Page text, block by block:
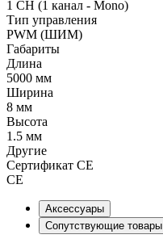
1 CH (1 канал - Mono)
Тип управления
PWM (ШИМ)
Габариты
Длина
5000 мм
Ширина
8 мм
Высота
1.5 мм
Другие
Сертификат CE
CE
Аксессуары
Сопутствующие товары